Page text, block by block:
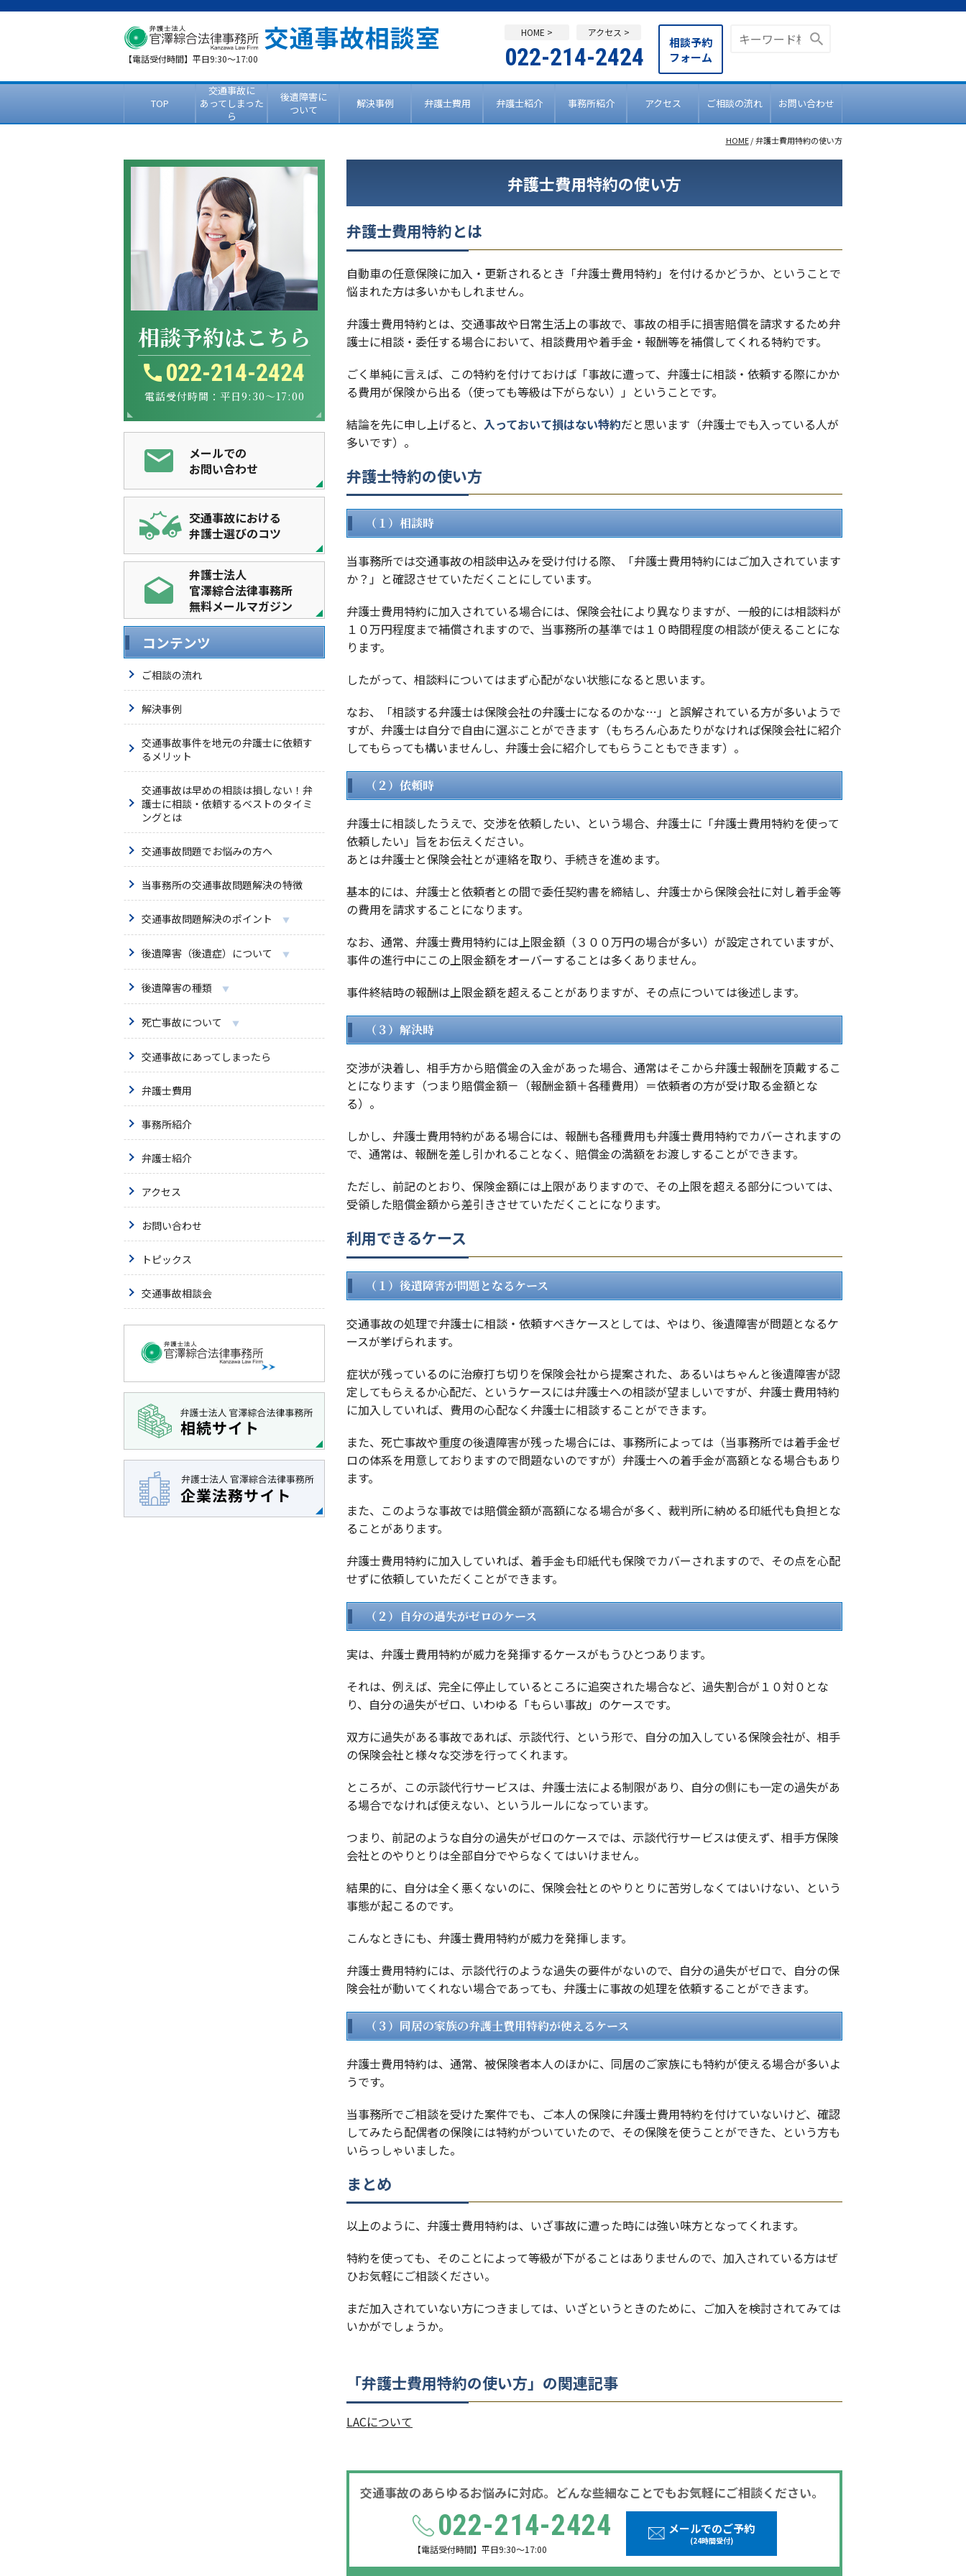
【電話受付時間】平日9:30～17:00
HOME > アクセス >
022-214-2424
相談予約
フォーム
TOP
交通事故に
あってしまった
ら
後遺障害に
ついて
解決事例 弁護士費用 弁護士紹介 事務所紹介 アクセス ご相談の流れ お問い合わせ
HOME /弁護士費用特約の使い方
相談予約はこちら
022-214-2424
電話受付時間：平日9:30～17:00
メールでの
お問い合わせ
交通事故における
弁護士選びのコツ
弁護士法人
官澤綜合法律事務所
無料メールマガジン
コンテンツ
ご相談の流れ
解決事例
交通事故事件を地元の弁護士に依頼す
るメリット
交通事故は早めの相談は損しない！弁
護士に相談・依頼するベストのタイミ
ングとは
交通事故問題でお悩みの方へ
当事務所の交通事故問題解決の特徴
交通事故問題解決のポイント
後遺障害（後遺症）について
後遺障害の種類
死亡事故について
交通事故にあってしまったら
弁護士費用
事務所紹介
弁護士紹介
アクセス
お問い合わせ
トピックス
交通事故相談会
弁護士費用特約の使い方
弁護士費用特約とは
自動車の任意保険に加入・更新されるとき「弁護士費用特約」を付けるかどうか、ということで
悩まれた方は多いかもしれません。
弁護士費用特約とは、交通事故や日常生活上の事故で、事故の相手に損害賠償を請求するため弁
護士に相談・委任する場合において、相談費用や着手金・報酬等を補償してくれる特約です。
ごく単純に言えば、この特約を付けておけば「事故に遭って、弁護士に相談・依頼する際にかか
る費用が保険から出る（使っても等級は下がらない）」ということです。
結論を先に申し上げると、 入っておいて損はない特約だと思います（弁護士でも入っている人が
多いです）。
弁護士特約の使い方
（１）相談時
当事務所では交通事故の相談申込みを受け付ける際、「弁護士費用特約にはご加入されています
か？」と確認させていただくことにしています。
弁護士費用特約に加入されている場合には、保険会社により異なりますが、一般的には相談料が
１０万円程度まで補償されますので、当事務所の基準では１０時間程度の相談が使えることにな
ります。
したがって、相談料についてはまず心配がない状態になると思います。
なお、「相談する弁護士は保険会社の弁護士になるのかな…」と誤解されている方が多いようで
すが、弁護士は自分で自由に選ぶことができます（もちろん心あたりがなければ保険会社に紹介
してもらっても構いませんし、弁護士会に紹介してもらうこともできます）。
（２）依頼時
弁護士に相談したうえで、交渉を依頼したい、という場合、弁護士に「弁護士費用特約を使って
依頼したい」旨をお伝えください。
あとは弁護士と保険会社とが連絡を取り、手続きを進めます。
基本的には、弁護士と依頼者との間で委任契約書を締結し、弁護士から保険会社に対し着手金等
の費用を請求することになります。
なお、通常、弁護士費用特約には上限金額（３００万円の場合が多い）が設定されていますが、
事件の進行中にこの上限金額をオーバーすることは多くありません。
事件終結時の報酬は上限金額を超えることがありますが、その点については後述します。
（３）解決時
交渉が決着し、相手方から賠償金の入金があった場合、通常はそこから弁護士報酬を頂戴するこ
とになります（つまり賠償金額－（報酬金額＋各種費用）＝依頼者の方が受け取る金額とな
る）。
しかし、弁護士費用特約がある場合には、報酬も各種費用も弁護士費用特約でカバーされますの
で、通常は、報酬を差し引かれることなく、賠償金の満額をお渡しすることができます。
ただし、前記のとおり、保険金額には上限がありますので、その上限を超える部分については、
受領した賠償金額から差引きさせていただくことになります。
利用できるケース
（１）後遺障害が問題となるケース
交通事故の処理で弁護士に相談・依頼すべきケースとしては、やはり、後遺障害が問題となるケ
ースが挙げられます。
症状が残っているのに治療打ち切りを保険会社から提案された、あるいはちゃんと後遺障害が認
定してもらえるか心配だ、というケースには弁護士への相談が望ましいですが、弁護士費用特約
に加入していれば、費用の心配なく弁護士に相談することができます。
また、死亡事故や重度の後遺障害が残った場合には、事務所によっては（当事務所では着手金ゼ
ロの体系を用意しておりますので問題ないのですが）弁護士への着手金が高額となる場合もあり
ます。
また、このような事故では賠償金額が高額になる場合が多く、裁判所に納める印紙代も負担とな
ることがあります。
弁護士費用特約に加入していれば、着手金も印紙代も保険でカバーされますので、その点を心配
せずに依頼していただくことができます。
（２）自分の過失がゼロのケース
実は、弁護士費用特約が威力を発揮するケースがもうひとつあります。
それは、例えば、完全に停止しているところに追突された場合など、過失割合が１０対０とな
り、自分の過失がゼロ、いわゆる「もらい事故」のケースです。
双方に過失がある事故であれば、示談代行、という形で、自分の加入している保険会社が、相手
の保険会社と様々な交渉を行ってくれます。
ところが、この示談代行サービスは、弁護士法による制限があり、自分の側にも一定の過失があ
る場合でなければ使えない、というルールになっています。
つまり、前記のような自分の過失がゼロのケースでは、示談代行サービスは使えず、相手方保険
会社とのやりとりは全部自分でやらなくてはいけません。
結果的に、自分は全く悪くないのに、保険会社とのやりとりに苦労しなくてはいけない、という
事態が起こるのです。
こんなときにも、弁護士費用特約が威力を発揮します。
弁護士費用特約には、示談代行のような過失の要件がないので、自分の過失がゼロで、自分の保
険会社が動いてくれない場合であっても、弁護士に事故の処理を依頼することができます。
（３）同居の家族の弁護士費用特約が使えるケース
弁護士費用特約は、通常、被保険者本人のほかに、同居のご家族にも特約が使える場合が多いよ
うです。
当事務所でご相談を受けた案件でも、ご本人の保険に弁護士費用特約を付けていないけど、確認
してみたら配偶者の保険には特約がついていたので、その保険を使うことができた、という方も
いらっしゃいました。
まとめ
以上のように、弁護士費用特約は、いざ事故に遭った時には強い味方となってくれます。
特約を使っても、そのことによって等級が下がることはありませんので、加入されている方はぜ
ひお気軽にご相談ください。
まだ加入されていない方につきましては、いざというときのために、ご加入を検討されてみては
いかがでしょうか。
「弁護士費用特約の使い方」の関連記事
LACについて
交通事故のあらゆるお悩みに対応。どんな些細なことでもお気軽にご相談ください。
022-214-2424
【電話受付時間】平日9:30～17:00
メールでのご予約
(24時間受付)